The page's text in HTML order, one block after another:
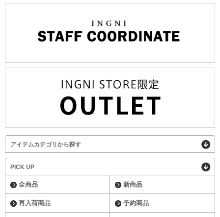
アイテムカテゴリから探す
PICK UP
全商品 新商品
再入荷商品 予約商品